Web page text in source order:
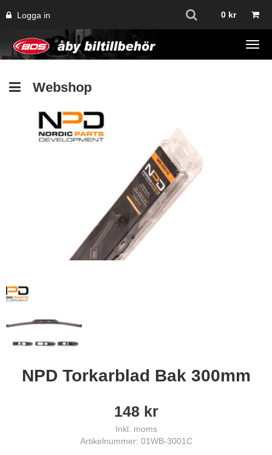
Logga in 0 kr
Webshop
NPD Torkarblad Bak 300mm
148 kr
Inkl. moms
Artikelnummer: 01WB-3001C